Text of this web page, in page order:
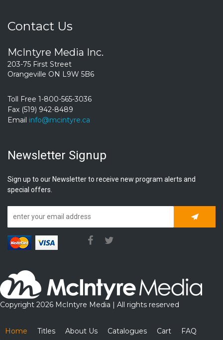
Contact Us
McIntyre Media Inc.
203-75 First Street
Orangeville ON L9W 5B6
Toll Free 1-800-565-3036
Fax (519) 942-8489
Email info@mcintyre.ca
Newsletter Signup
Sign up to our Newsletter to receive new program alerts and
special offers.
Copyright 2026 McIntyre Media | All rights reserved
Home Titles About Us Catalogues Cart FAQ